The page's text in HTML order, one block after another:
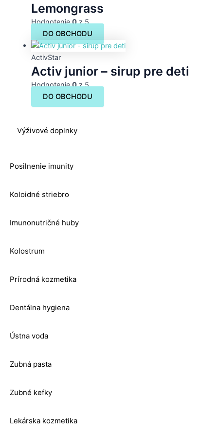
Výživové doplnky
Posilnenie imunity
Koloidné striebro
Imunonutričné huby
Kolostrum
Prírodná kozmetika
Dentálna hygiena
Ústna voda
Zubná pasta
Zubné kefky
Lekárska kozmetika
Lemongrass
Hodnotenie0z 5
DO OBCHODU
ActivStar
Activ junior – sirup pre deti
Hodnotenie0z 5
DO OBCHODU